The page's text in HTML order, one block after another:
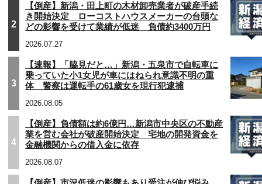
2
【倒産】新潟・田上町の木材卸売業者が破産手続
き開始決定 ローコストハウスメーカーの台頭な
どの影響を受けて業績が低迷 負債約3400万円
2026.07.27
3
【速報】「脇見だと…」新潟・五泉市で自転車に
乗っていた小1女児が車にはねられ意識不明の重
体 警察は運転手の61歳女を現行犯逮捕
2026.08.05
4
【倒産】負債額は約6億円…新潟市中央区の不動産
業を営む会社が破産開始決定 宅地の開発資金を
金融機関からの借入金に依存
2026.08.07